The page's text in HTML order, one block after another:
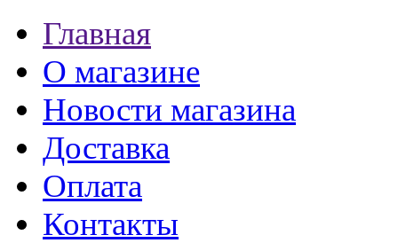
Главная
О магазине
Новости магазина
Доставка
Оплата
Контакты